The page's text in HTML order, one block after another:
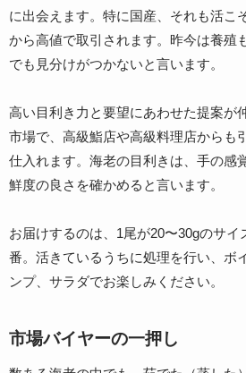
に出会えます。特に国産、それも活こ
から高値で取引されます。昨今は養殖
でも見分けがつかないと言います。
高い目利き力と要望にあわせた提案が
市場で、高級鮨店や高級料理店からも
仕入れます。海老の目利きは、手の感
鮮度の良さを確かめると言います。
お届けするのは、1尾が20〜30gのサイ
番。活きているうちに処理を行い、ボ
ンプ、サラダでお楽しみください。
市場バイヤーの一押し